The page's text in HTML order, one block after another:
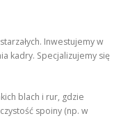
Inwestujemy w
kadry. Specjalizujemy się
blach i rur, gdzie
spoiny (np. w